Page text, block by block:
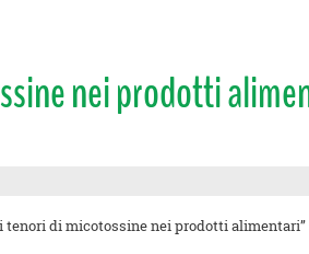
nei prodotti
di micotossine nei prodotti alimentari”